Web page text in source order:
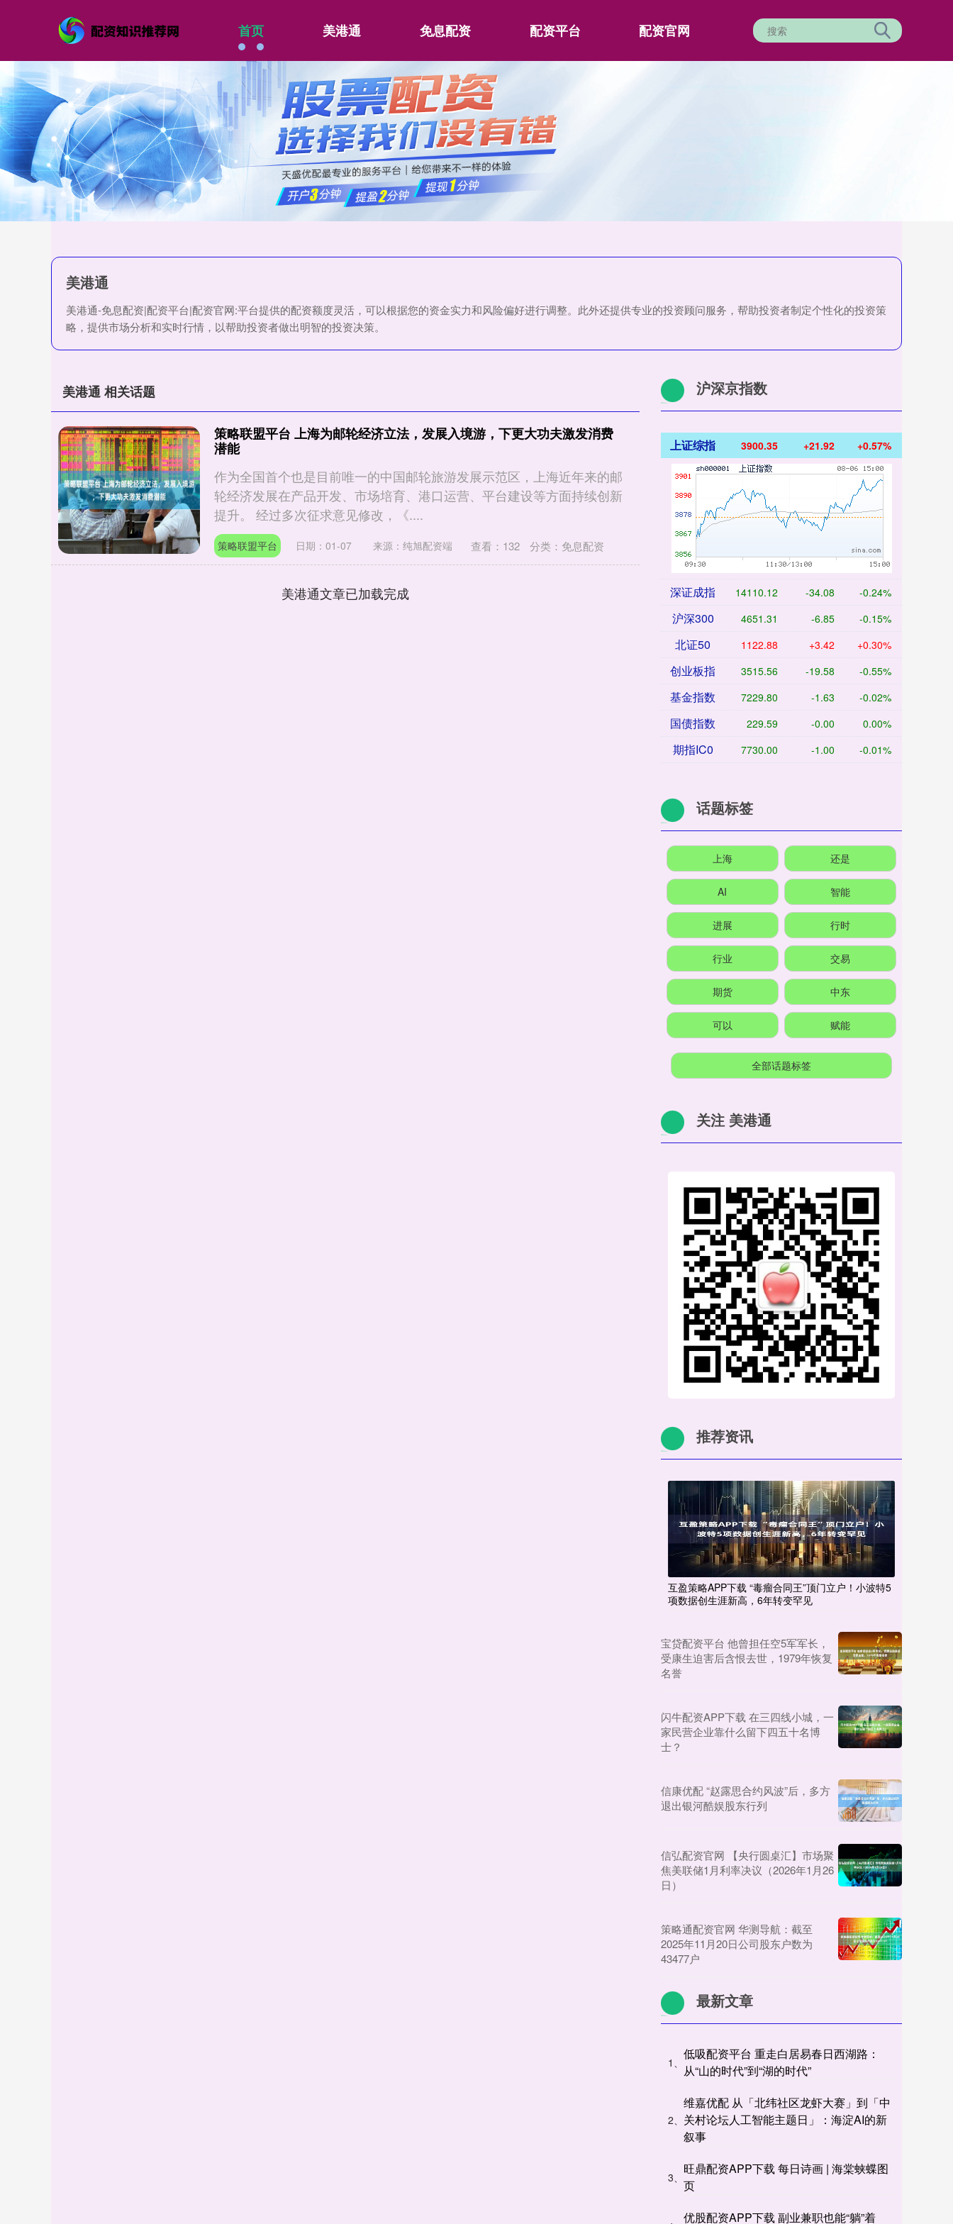
首页 美港通 免息配资 配资平台 配资官网
美港通
美港通-免息配资|配资平台|配资官网:平台提供的配资额度灵活，可以根据您的资金实力和风险偏好进行调整。此外还提供专业的投资顾问服务，帮助投资者制定个性化的投资策
略，提供市场分析和实时行情，以帮助投资者做出明智的投资决策。
美港通 相关话题
策略联盟平台 上海为邮轮经济立法，发展入境游，下更大功夫激发消费
潜能
作为全国首个也是目前唯一的中国邮轮旅游发展示范区，上海近年来的邮
轮经济发展在产品开发、市场培育、港口运营、平台建设等方面持续创新
提升。 经过多次征求意见修改，《....
策略联盟平台 日期：01-07 来源：纯旭配资端 查看： 132 分类： 免息配资
美港通文章已加载完成
沪深京指数
上证综指 3900.35 +21.92 +0.57%
深证成指 14110.12 -34.08 -0.24%
沪深300 4651.31 -6.85 -0.15%
北证50 1122.88 +3.42 +0.30%
创业板指 3515.56 -19.58 -0.55%
基金指数 7229.80 -1.63 -0.02%
国债指数 229.59 -0.00 0.00%
期指IC0 7730.00 -1.00 -0.01%
话题标签
上海 还是
AI 智能
进展 行时
行业 交易
期货 中东
可以 赋能
全部话题标签
关注 美港通
推荐资讯
互盈策略APP下载 “毒瘤合同王”顶门立户！小波特5
项数据创生涯新高，6年转变罕见
宝贷配资平台 他曾担任空5军军长，
受康生迫害后含恨去世，1979年恢复
名誉
闪牛配资APP下载 在三四线小城，一
家民营企业靠什么留下四五十名博
士？
信康优配 “赵露思合约风波”后，多方
退出银河酷娱股东行列
信弘配资官网 【央行圆桌汇】市场聚
焦美联储1月利率决议（2026年1月26
日）
策略通配资官网 华测导航：截至
2025年11月20日公司股东户数为
43477户
最新文章
1、
低吸配资平台 重走白居易春日西湖路：
从“山的时代”到“湖的时代”
2、
维嘉优配 从「北纬社区龙虾大赛」到「中
关村论坛人工智能主题日」：海淀AI的新
叙事
3、
旺鼎配资APP下载 每日诗画 | 海棠蛱蝶图
页
优股配资APP下载 副业兼职也能“躺”着